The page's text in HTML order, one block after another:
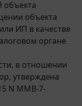
объекта
объекта
ИП в качестве
органе
в отношении
утверждена
N ММВ-7-